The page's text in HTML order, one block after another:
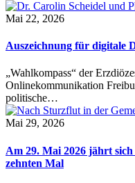
Mai 22, 2026
Auszeichnung für digitale
„Wahlkompass“ der
Onlinekommunikation
politische…
Mai 29, 2026
Am 29. Mai 2026 jährt
zehnten Mal